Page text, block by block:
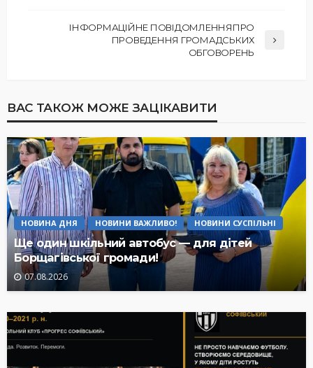
ІНФОРМАЦІЙНЕ ПОВІДОМЛЕННЯПРО
ПРОВЕДЕННЯ ГРОМАДСЬКИХ
ОБГОВОРЕНЬ
ВАС ТАКОЖ МОЖЕ ЗАЦІКАВИТИ
НОВИНА ДНЯ НОВИНИ ВАЖЛИВО! НОВИНИ СУСПІЛЬНІ
Ще один шкільний автобус — для дітей
Борщагівської громади!
07.08.2026